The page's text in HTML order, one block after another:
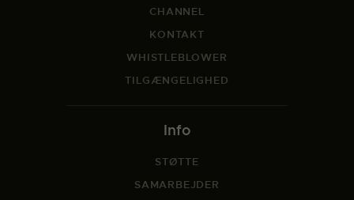
CHANNEL
KONTAKT
WHISTLEBLOWER
TILGÆNGELIGHED
Info
STØTTE
SAMARBEJDER